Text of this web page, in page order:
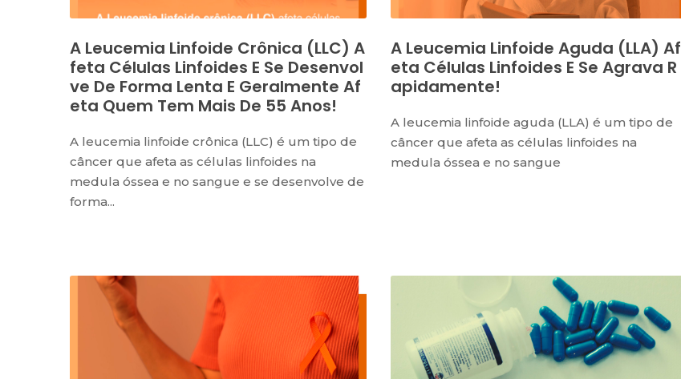
A Leucemia Linfoide Crônica (LLC) A
Feta Células Linfoides E Se Desenvol
Ve De Forma Lenta E Geralmente Af
Eta Quem Tem Mais De 55 Anos!
A leucemia linfoide crônica (LLC) é um tipo de
câncer que afeta as células linfoides na
medula óssea e no sangue e se desenvolve de
forma...
A Leucemia Linfoide Aguda (LLA) Af
Eta Células Linfoides E Se Agrava R
Apidamente!
A leucemia linfoide aguda (LLA) é um tipo de
câncer que afeta as células linfoides na
medula óssea e no sangue